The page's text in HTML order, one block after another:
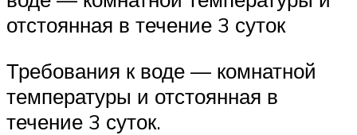
отстоянная в течение 3 суток
Требования к воде — комнатной
температуры и отстоянная в
течение 3 суток.